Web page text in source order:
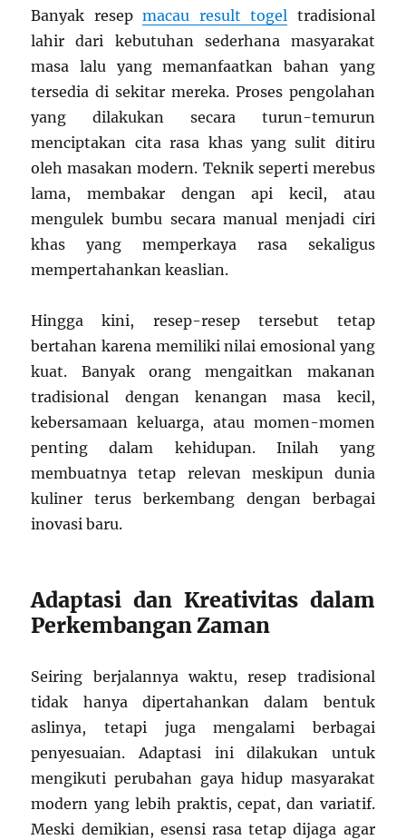
Banyak resepmacau result togel tradisional
lahir dari kebutuhan sederhana masyarakat
masa lalu yang memanfaatkan bahan yang
tersedia di sekitar mereka. Proses pengolahan
yang dilakukan secara turun-temurun
menciptakan cita rasa khas yang sulit ditiru
oleh masakan modern. Teknik seperti merebus
lama, membakar dengan api kecil, atau
mengulek bumbu secara manual menjadi ciri
khas yang memperkaya rasa sekaligus
mempertahankan keaslian.
Hingga kini, resep-resep tersebut tetap
bertahan karena memiliki nilai emosional yang
kuat. Banyak orang mengaitkan makanan
tradisional dengan kenangan masa kecil,
kebersamaan keluarga, atau momen-momen
penting dalam kehidupan. Inilah yang
membuatnya tetap relevan meskipun dunia
kuliner terus berkembang dengan berbagai
inovasi baru.
Adaptasi dan Kreativitas dalam
Perkembangan Zaman
Seiring berjalannya waktu, resep tradisional
tidak hanya dipertahankan dalam bentuk
aslinya, tetapi juga mengalami berbagai
penyesuaian. Adaptasi ini dilakukan untuk
mengikuti perubahan gaya hidup masyarakat
modern yang lebih praktis, cepat, dan variatif.
Meski demikian, esensi rasa tetap dijaga agar